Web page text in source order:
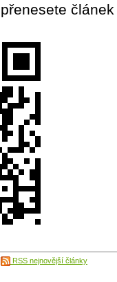
RSS nejnovější články